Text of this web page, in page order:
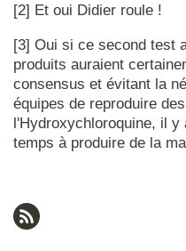
[2] Et oui Didier roule !
[3] Oui si ce second test
produits auraient
consensus et évitant la
équipes de reproduire
l'Hydroxychloroquine, il y
temps à produire de la